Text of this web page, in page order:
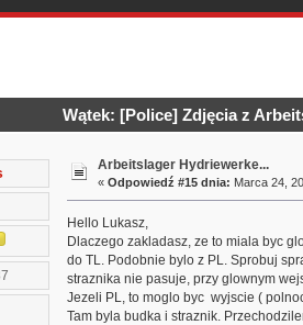
Wątek: [Police] Zdjęcia z
Arbeitslager Hydriewerke...
«Odpowiedź #15 dnia: Marca 24,
Hello Lukasz,
Dlaczego zakladasz, ze to miala byc
do TL. Podobnie bylo z PL. Sprobuj
straznika nie pasuje, przy glownym
Jezeli PL, to moglo byc wyjscie (
Tam byla budka i straznik.